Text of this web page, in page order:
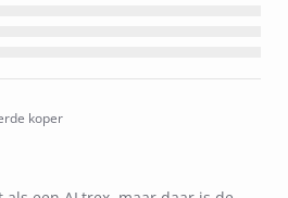
koper